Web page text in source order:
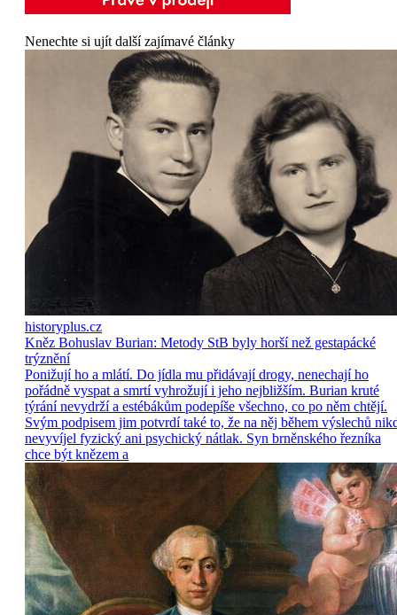
Nenechte si ujít další zajímavé články
historyplus.cz
Kněz Bohuslav Burian: Metody StB byly horší než gestapácké
trýznění
Ponižují ho a mlátí. Do jídla mu přidávají drogy, nenechají ho
pořádně vyspat a smrtí vyhrožují i jeho nejbližším. Burian kruté
týrání nevydrží a estébákům podepíše všechno, co po něm chtějí.
Svým podpisem jim potvrdí také to, že na něj během výslechů
nevyvíjel fyzický ani psychický nátlak. Syn brněnského řezníka
chce být knězem a